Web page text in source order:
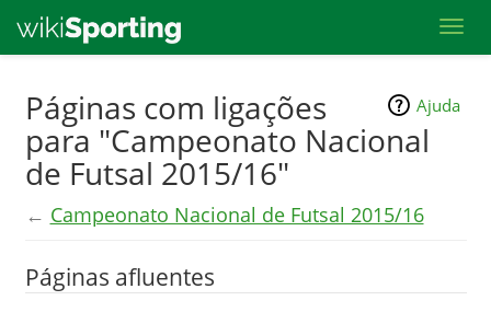
main
content
Ajuda
Páginas com ligações
para "Campeonato Nacional
de Futsal 2015/16"
← Campeonato Nacional de Futsal 2015/16
Páginas afluentes